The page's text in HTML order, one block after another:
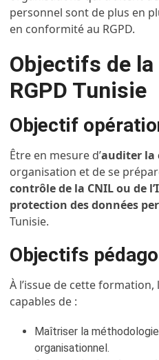
personnel sont de plus en
en conformité au RGPD.
Objectifs de
RGPD Tunisie
Objectif
Être en mesure d’auditer la
organisation et de se
contrôle de la CNIL ou de
protection des données
Tunisie.
Objectifs
À l’issue de cette
capables de :
Maîtriser la méthodologie
organisationnel.